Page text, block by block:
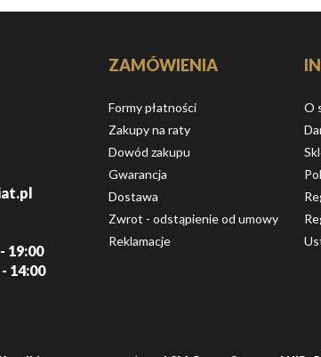
19:00
14:00
ZAMÓWIENIA
Formy płatności
Zakupy na raty
Dowód zakupu
Gwarancja
Dostawa
Zwrot - odstąpienie od umowy
Reklamacje
O